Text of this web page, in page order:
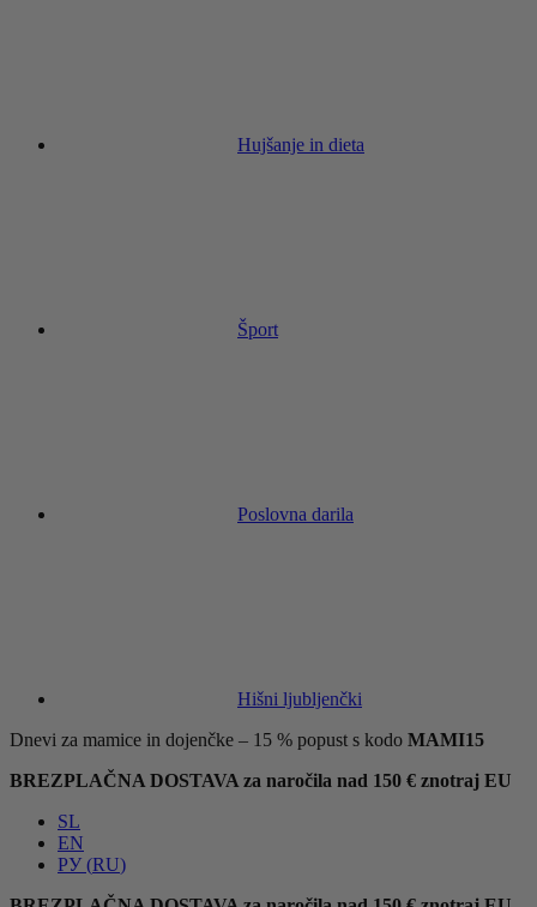
Hujšanje in dieta
Šport
Poslovna darila
Hišni ljubljenčki
Dnevi za mamice in dojenčke – 15 % popust s kodo MAMI15
BREZPLAČNA DOSTAVA za naročila nad 150 € znotraj EU
SL
EN
РУ (RU)